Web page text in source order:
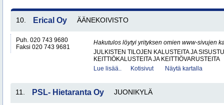
10. Erical Oy ÄÄNEKOIVISTO
Puh. 020 743 9680
Faksi 020 743 9681
Hakutulos löytyi yrityksen omien www-sivujen
JULKISTEN TILOJEN KALUSTEITA JA
KEITTIÖKALUSTEITA JA KEITTIÖVARUSTEITA
Lue lisää..
Kotisivut Näytä kartalla
11. PSL- Hietaranta Oy JUONIKYLÄ